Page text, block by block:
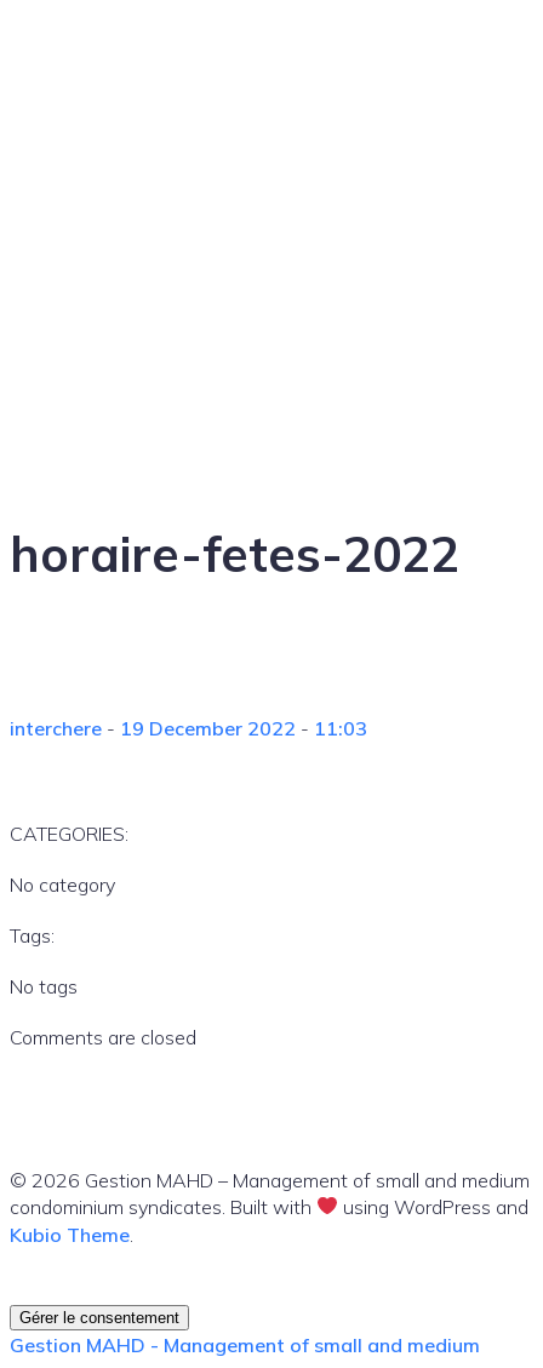
horaire-fetes-2022
interchere - 19 December 2022 - 11:03
CATEGORIES:
No category
Tags:
No tags
Comments are closed
© 2026 Gestion MAHD – Management of small and medium
condominium syndicates. Built with
using WordPress and
Kubio Theme
Gérer le consentement
Gestion MAHD - Management of small and medium